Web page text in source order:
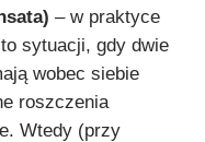
– w praktyce
sytuacji, gdy dwie
wobec siebie
roszczenia
Wtedy (przy